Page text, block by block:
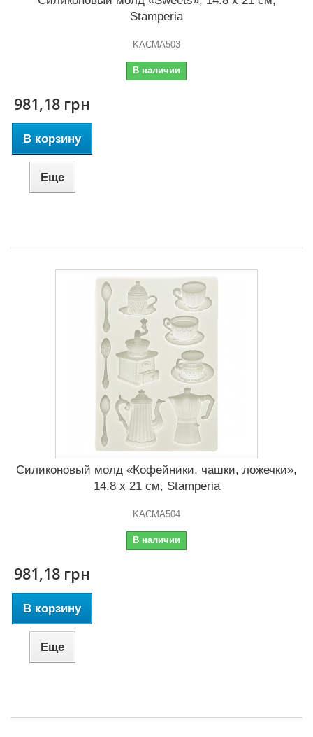
Stamperia
KACMA503
В наличии
981,18 грн
В корзину
Еще
Силиконовый молд «Кофейники, чашки, ложечки»,
14.8 x 21 см, Stamperia
KACMA504
В наличии
981,18 грн
В корзину
Еще